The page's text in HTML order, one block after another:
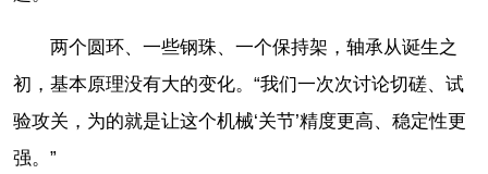
两个圆环、一些钢珠、一个保持架，轴承从诞生之
初，基本原理没有大的变化。“我们一次次讨论切磋、试
验攻关，为的就是让这个机械‘关节’精度更高、稳定性更
强。”